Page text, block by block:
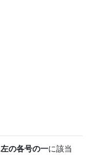
左の各号の一に該当